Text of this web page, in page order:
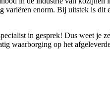
variëren enorm. Bij uitstek is
in gesprek! Dus weet je
waarborging op het